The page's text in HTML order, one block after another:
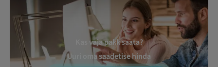
Kas vaja pakk saata?
Uuri oma saadetise hinda